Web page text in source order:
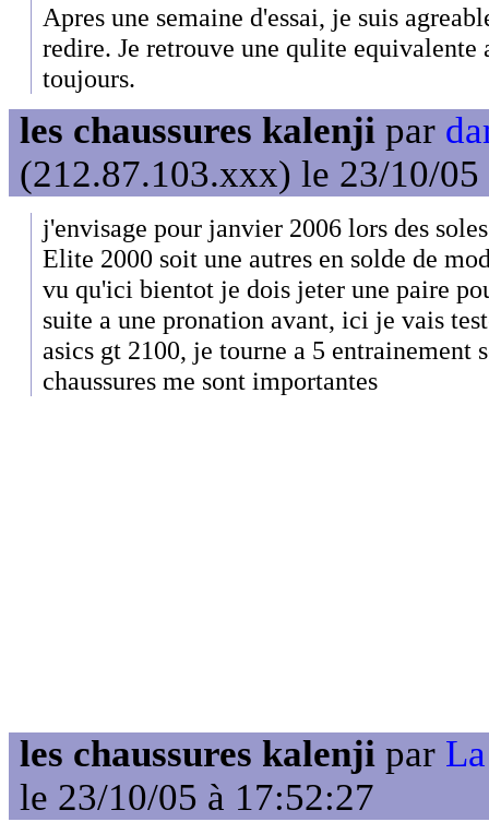
Apres une semaine d'essai, je suis
redire. Je retrouve une qulite equivalente
toujours.
les chaussures kalenji par
(212.87.103.xxx) le 23/10/05
j'envisage pour janvier 2006 lors des
Elite 2000 soit une autres en solde de
vu qu'ici bientot je dois jeter une paire
suite a une pronation avant, ici je vais
asics gt 2100, je tourne a 5 entrainement
chaussures me sont importantes
les chaussures kalenji par
le 23/10/05 à 17:52:27